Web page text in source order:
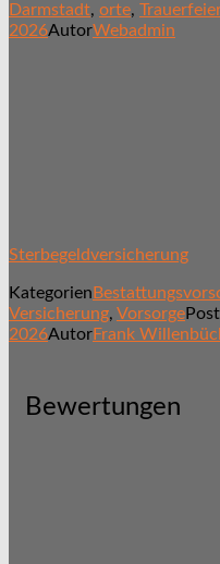
Darmstadt, orte,
2026AutorWebadmin
Sterbegeldversicherung
Kategorien
Versicherung, Vorsorge
2026AutorFrank
Bewertungen